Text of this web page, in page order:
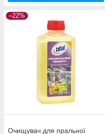
–22%
Очищувач для пральної